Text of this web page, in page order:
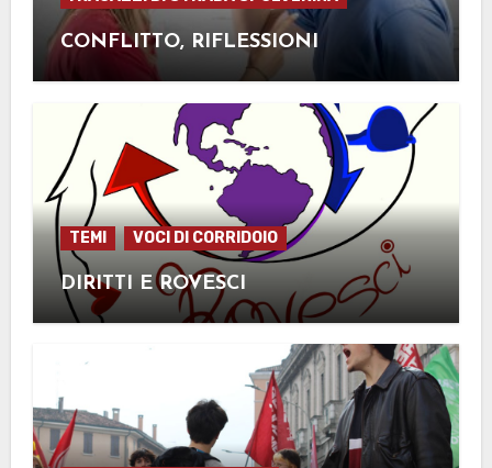
CONFLITTO, RIFLESSIONI
TEMI VOCI DI CORRIDOIO
DIRITTI E ROVESCI